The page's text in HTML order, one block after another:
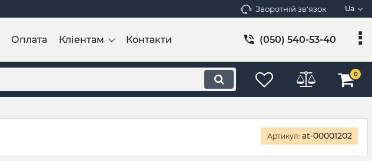
Зворотній зв'язок Ua
Оплата Кліентам Контакти (050) 540-53-40
0
Артикул: at-00001202